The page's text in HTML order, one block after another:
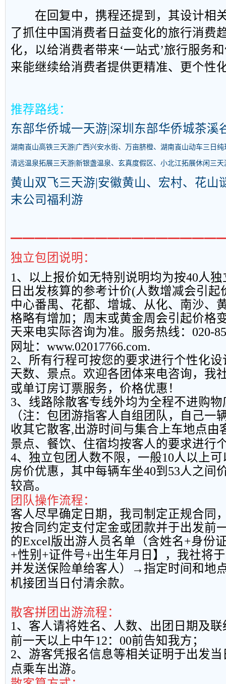
在回复中，携程还提到，其设计相
了抓住中国消费者日益变化的旅行消费
化，以给消费者带来‘一站式’旅行服务
来能继续给消费者提供更精准、更个性
推荐路线：
东部华侨城一天游|深圳东部华侨城茶溪
湖南崀山高铁三天游|广西兴安水街、万亩脐橙、湖南崀山动车三日纯
清远温泉拓展三天游|新银盏温泉、玄真度假区、小北江拓展休闲三天
黄山双飞三天游|安徽黄山、宏村、花山
末公司福利游
独立包团说明：
1、以上报价如无特别说明均为按40人
日出发核算的参考计价(人数增减会引起
中心番禺、花都、增城、从化、南沙、
格略有增加；周末或黄金周会引起价格
天来电实际咨询为准。服务热线： 020-
网址： www.02017766.com.
2、所有行程可按您的要求进行个性化
天数、景点。欢迎各团体来电咨询，我
或单订房订票服务，价格优惠！
3、线路除散客专线外均为全程不进购
（注：包团游指客人自组团队，自己一
收其它散客,出游时间与集合上车地点由
景点、餐饮、住宿均按客人的要求进行
4、独立包团人数不限，一般10人以上
房价优惠，其中每辆车坐40到 53人之间
较高。
团队操作流程：
客人尽早确定日期，我司制定正规合同
按合同约定支付定金或团款并于出发前
的Excel版出游人员名单（含姓名+身份
+性别 +证件号+出生年月日】，我社将
并发送保险单给客人）→指定时间和地
机接团当日付清余款。
散客拼团出游流程：
1、客人请将姓名、人数、出团日期及
前一天以上中午12： 00前告知我方；
2、游客凭报名信息等相关证明于出发
点乘车出游。